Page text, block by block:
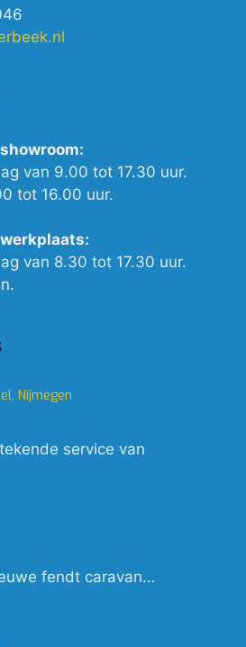
van 9.00 tot 17.30 uur.
tot 16.00 uur.
van 8.30 tot 17.30 uur.
Nijmegen
service van
fendt caravan…